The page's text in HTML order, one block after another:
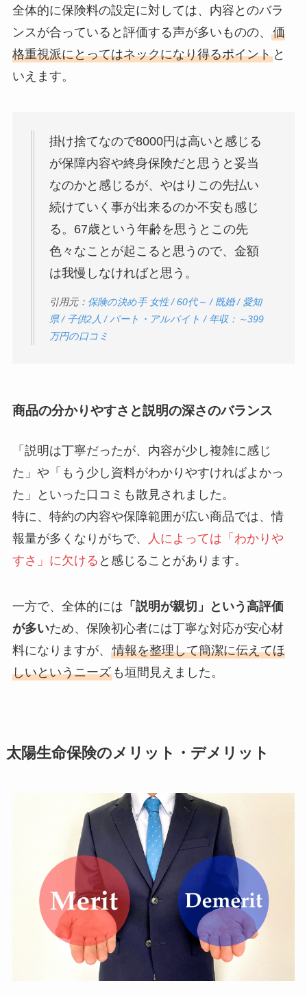
全体的に保険料の設定に対しては、内容とのバラ
ンスが合っていると評価する声が多いものの、 価
格重視派にとってはネックになり得るポイントと
いえます。
掛け捨てなので8000円は高いと感じる
が保障内容や終身保険だと思うと妥当
なのかと感じるが、やはりこの先払い
続けていく事が出来るのか不安も感じ
る。67歳という年齢を思うとこの先
色々なことが起こると思うので、金額
は我慢しなければと思う。
引用元： 保険の決め手 女性 / 60代～ / 既婚 / 愛知
県 / 子供2人 / パート・アルバイト / 年収：～399
万円の口コミ
商品の分かりやすさと説明の深さのバランス
「説明は丁寧だったが、内容が少し複雑に感じ
た」や「もう少し資料がわかりやすければよかっ
た」といった口コミも散見されました。
特に、特約の内容や保障範囲が広い商品では、情
報量が多くなりがちで、
人によっては「わかりや
すさ」に欠ける と感じることがあります。
一方で、全体的には 「説明が親切」という高評価
が多いため、保険初心者には丁寧な対応が安心材
料になりますが、 情報を整理して簡潔に伝えてほ
しいというニーズも垣間見えました。
太陽生命保険のメリット・デメリット